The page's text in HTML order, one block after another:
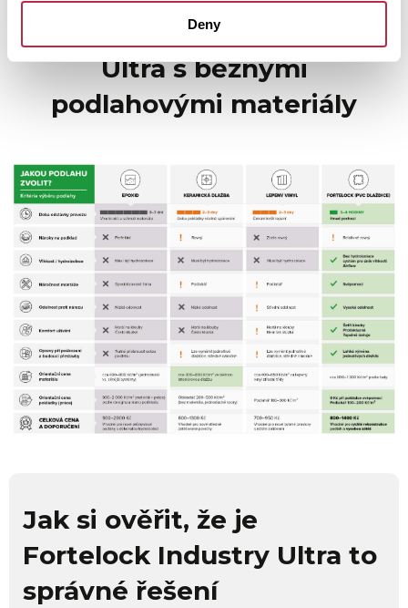
Deny
Srovnání Fortelock Industry
Ultra s běžnými
podlahovými materiály
Jak si ověřit, že je
Fortelock Industry Ultra to
správné řešení